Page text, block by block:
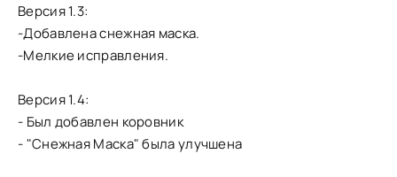
Версия 1.3:
-Добавлена снежная маска.
-Мелкие исправления.
Версия 1.4:
- Был добавлен коровник
- "Снежная Маска" была улучшена